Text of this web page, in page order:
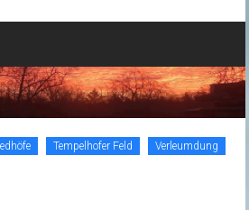
Tempelhofer Feld Verleumdung